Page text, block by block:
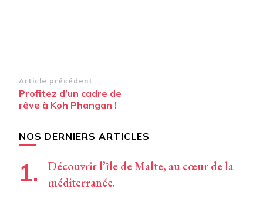
Navigation
d’article
Article précédent
Profitez d’un cadre de
rêve à Koh Phangan !
NOS DERNIERS ARTICLES
Découvrir l’île de Malte, au cœur de la
méditerranée.